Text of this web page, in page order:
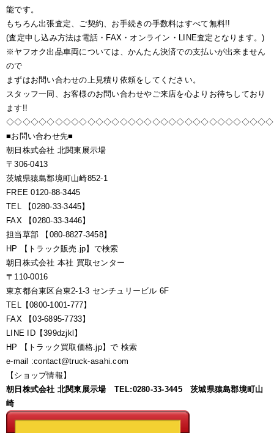
能です。
もちろん出張査定、ご契約、お手続きの手数料はすべて無料!!
(査定申し込み方法は電話・FAX・オンライン・LINE査定となります。)
※ヤフオク出品車両については、かんたん決済での支払いが出来ません
ので
まずはお問い合わせの上見積り依頼をしてください。
スタッフ一同、お客様のお問い合わせやご来店を心よりお待ちしており
ます!!
■お問い合わせ先■
朝日株式会社 北関東展示場
〒306-0413
茨城県猿島郡境町山崎852-1
FREE 0120-88-3445
TEL 【0280-33-3445】
FAX 【0280-33-3446】
担当草部 【080-8827-3458】
HP 【トラック販売.jp】で検索
朝日株式会社 本社 買取センター
〒110-0016
東京都台東区台東2-1-3 センチュリービル 6F
TEL【0800-1001-777】
FAX 【03-6895-7733】
LINE ID【399dzjkl】
HP 【トラック買取価格.jp】で 検索
e-mail :contact@truck-asahi.com
【ショップ情報】
朝日株式会社 北関東展示場 TEL:0280-33-3445 茨城県猿島郡境町山
崎